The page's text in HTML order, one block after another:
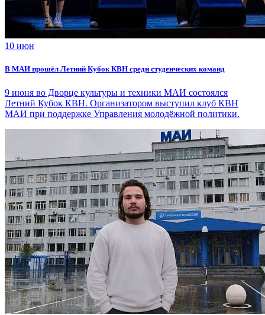
10 июн
В МАИ прошёл Летний Кубок КВН среди студенческих команд
9 июня во Дворце культуры и техники МАИ состоялся
Летний Кубок КВН. Организатором выступил клуб КВН
МАИ при поддержке Управления молодёжной политики.